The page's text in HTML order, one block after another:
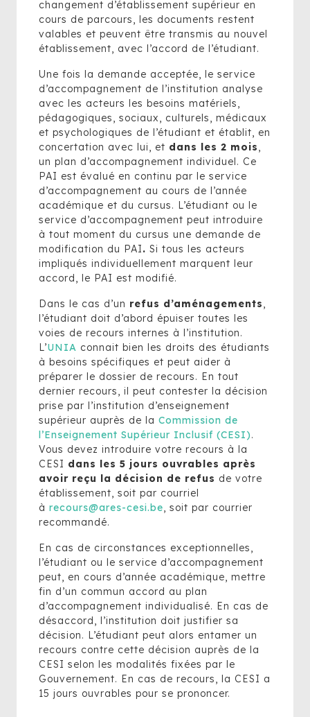
changement d’établissement supérieur en
cours de parcours, les documents restent
valables et peuvent être transmis au nouvel
établissement, avec l’accord de l’étudiant.
Une fois la demande acceptée, le service
d’accompagnement de l’institution analyse
avec les acteurs les besoins matériels,
pédagogiques, sociaux, culturels, médicaux
et psychologiques de l’étudiant et établit, en
concertation avec lui, et dans les 2 mois,
un plan d’accompagnement individuel. Ce
PAI est évalué en continu par le service
d’accompagnement au cours de l’année
académique et du cursus. L’étudiant ou le
service d’accompagnement peut introduire
à tout moment du cursus une demande de
modification du PAI. Si tous les acteurs
impliqués individuellement marquent leur
accord, le PAI est modifié.
Dans le cas d’un refus d’aménagements,
l’étudiant doit d’abord épuiser toutes les
voies de recours internes à l’institution.
L’UNIA connait bien les droits des étudiants
à besoins spécifiques et peut aider à
préparer le dossier de recours. En tout
dernier recours, il peut contester la décision
prise par l’institution d’enseignement
supérieur auprès de la Commission de
l’Enseignement Supérieur Inclusif (CESI).
Vous devez introduire votre recours à la
CESI dans les 5 jours ouvrables après
avoir reçu la décision de refus de votre
établissement, soit par courriel
à recours@ares-cesi.be, soit par courrier
recommandé.
En cas de circonstances exceptionnelles,
l’étudiant ou le service d’accompagnement
peut, en cours d’année académique, mettre
fin d’un commun accord au plan
d’accompagnement individualisé. En cas de
désaccord, l’institution doit justifier sa
décision. L’étudiant peut alors entamer un
recours contre cette décision auprès de la
CESI selon les modalités fixées par le
Gouvernement. En cas de recours, la CESI a
15 jours ouvrables pour se prononcer.